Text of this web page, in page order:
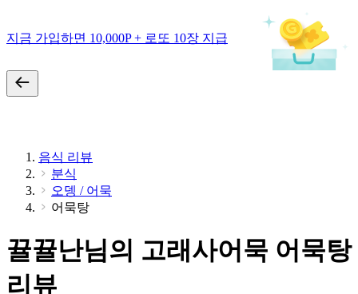
지금 가입하면 10,000P + 로또 10장 지급
음식 리뷰
분식
오뎅 / 어묵
어묵탕
뀰뀰난님의 고래사어묵 어묵탕
리뷰